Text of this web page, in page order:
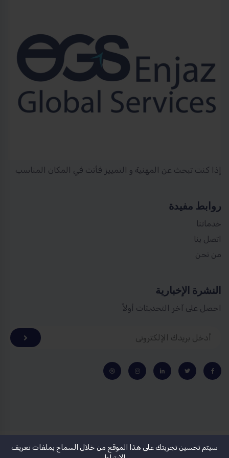
إذا كنت تبحث عن المهنية و التمييز فأنت في المكان المناسب
روابط مفيدة
خدماتنا
اتصل بنا
من نحن
النشرة الإخبارية
احصل على آخر التحديثات أولاً
جميع الحقوق محفوظة لشركة انجاز جلوبل
سيتم تحسين تجربتك على هذا الموقع من خلال السماح بملفات تعريف